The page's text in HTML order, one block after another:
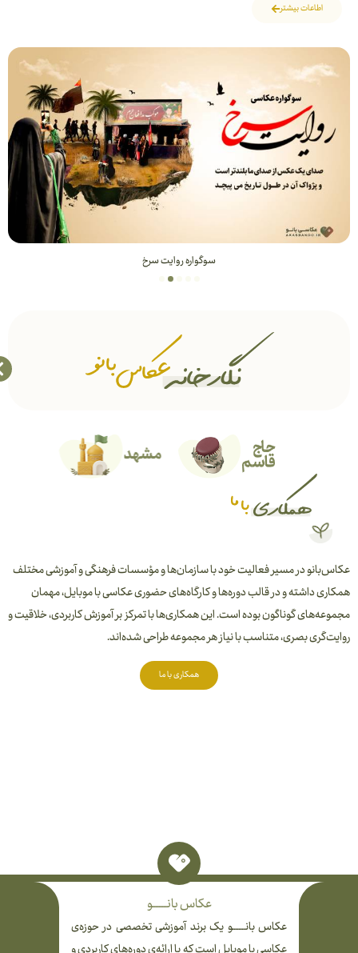
اطاعات بیشتر
سوگواره روایت سرخ
عکاس‌بانو در مسیر فعالیت خود با سازمان‌ها و مؤسسات فرهنگی و آموزشی مختلف
همکاری داشته و در قالب دوره‌ها و کارگاه‌های حضوری عکاسی با موبایل، مهمان
مجموعه‌های گوناگون بوده است. این همکاری‌ها با تمرکز بر آموزش کاربردی، خلاقیت و
روایت‌گری بصری، متناسب با نیاز هر مجموعه طراحی شده‌اند.
همکاری با ما
عکاس بانـــــــــو
عکاس بانــــــــو یک برند آموزشی تخصصی در حوزه‌ی